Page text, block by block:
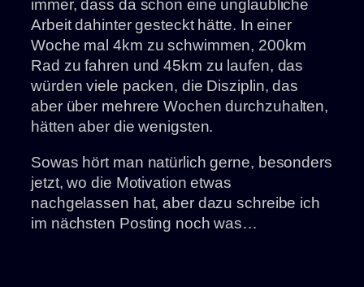
immer, dass da schon eine unglaubliche
Arbeit dahinter gesteckt hätte. In einer
Woche mal 4km zu schwimmen, 200km
Rad zu fahren und 45km zu laufen, das
würden viele packen, die Disziplin, das
aber über mehrere Wochen durchzuhalten,
hätten aber die wenigsten.
Sowas hört man natürlich gerne, besonders
jetzt, wo die Motivation etwas
nachgelassen hat, aber dazu schreibe ich
im nächsten Posting noch was…